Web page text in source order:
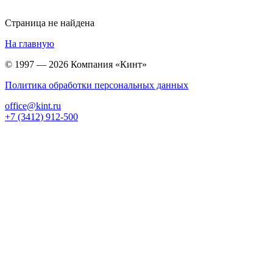
Страница не найдена
На главную
© 1997 — 2026 Компания «Кинт»
Политика обработки персональных данных
office@kint.ru
+7 (3412) 912-500